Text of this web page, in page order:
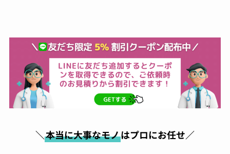
完成。そこから毎日身につけてはおりますが、
1ヶ月ほどしてもなにも症状が出なくて本当に
感謝です！これからは気にせず、アクセサリー
購入したらすぐにまたお願いしちゃおうと思い
ます！
久々に買ったスニーカー。白
＼本当に大事なモノはプロにお任せ／